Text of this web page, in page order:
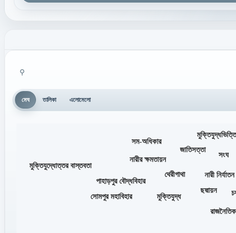
⚲
মেঘ তালিকা এলোমেলো
ছদ্মায়ন
জাতিসত্তা
থেরীগাথা নারী নির্যাতন
নারীর ক্ষমতায়ন
পাহাড়পুর বৌদ্ধবিহার
মুক্তিযুদ্ধ
মুক্তিযুদ্ধোত্তর বাস্তবতা
সংঘ
সম-অধিকার
সোমপুর মহাবিহার